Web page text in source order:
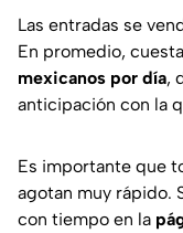
Las entradas se
En promedio,
mexicanos por día,
anticipación con la
Es importante que
agotan muy rápido.
con tiempo en la